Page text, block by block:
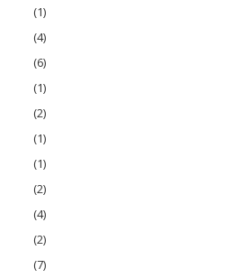
(1)
(4)
(6)
(1)
(2)
(1)
(1)
(2)
(4)
(2)
(7)